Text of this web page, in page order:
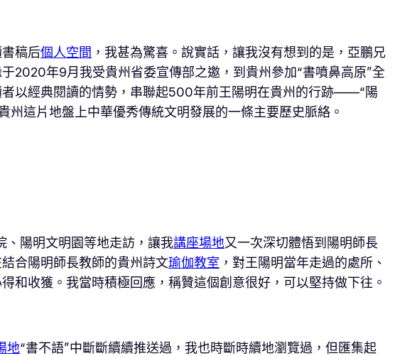
稿后個人空間 ，我甚為驚喜。說實話，讓我沒有想到的是，亞鵬兄
2020年9月我受貴州省委宣傳部之邀，到貴州參加“書噴鼻高原”全
以經典閱讀的情勢，串聯起500年前王陽明在貴州的行跡——“陽
這片地盤上中華優秀傳統文明發展的一條主要歷史脈絡。
、陽明文明園等地走訪，讓我講座場地又一次深切體悟到陽明師長
合陽明師長教師的貴州詩文瑜伽教室 ，對王陽明當年走過的處所、
和收獲。我當時積極回應，稱贊這個創意很好，可以堅持做下往。
地“書不語”中斷斷續續推送過，我也時斷時續地瀏覽過，但匯集起